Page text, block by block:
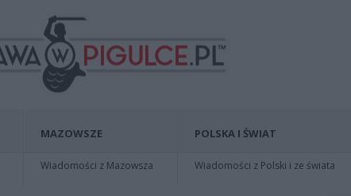
MAZOWSZE
Wiadomości z Mazowsza
POLSKA I ŚWIAT
Wiadomości z Polski i ze świata